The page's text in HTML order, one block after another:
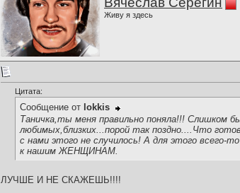
Живу я здесь
Цитата:
Сообщение от lokkis
Таничка,ты меня правильно поняла!!! Слишком
любимых,близких...порой так поздно....Что
с нами этого не случилось! А для этого всего-
к нашим ЖЕНЩИНАМ.
ЛУЧШЕ И НЕ СКАЖЕШЬ!!!!